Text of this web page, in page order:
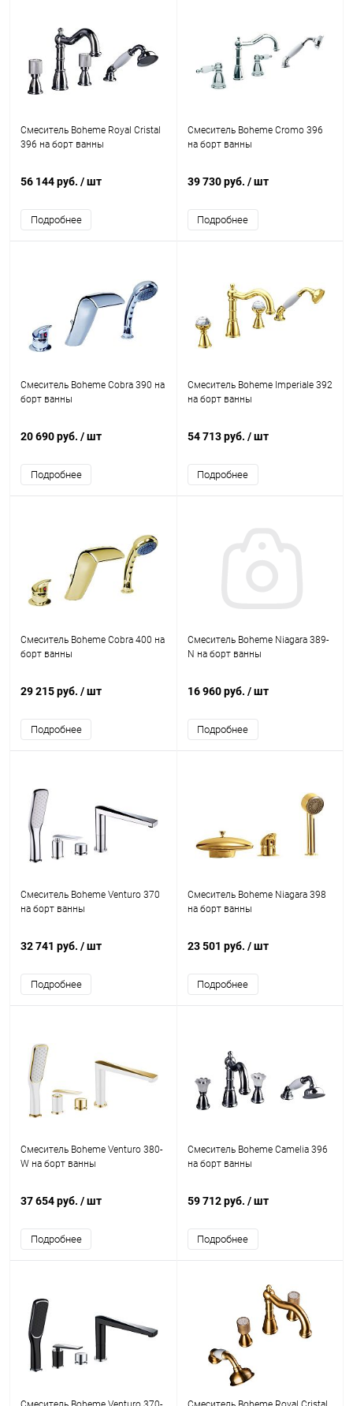
Смеситель Boheme Royal Cristal
396 на борт ванны
56 144 руб. / шт
Подробнее
Смеситель Boheme Cromo 396
на борт ванны
39 730 руб. / шт
Подробнее
Смеситель Boheme Cobra 390 на
борт ванны
20 690 руб. / шт
Подробнее
Смеситель Boheme Imperiale 392
на борт ванны
54 713 руб. / шт
Подробнее
Смеситель Boheme Cobra 400 на
борт ванны
29 215 руб. / шт
Подробнее
Смеситель Boheme Niagara 389-
N на борт ванны
16 960 руб. / шт
Подробнее
Смеситель Boheme Venturo 370
на борт ванны
32 741 руб. / шт
Подробнее
Смеситель Boheme Niagara 398
на борт ванны
23 501 руб. / шт
Подробнее
Смеситель Boheme Venturo 380-
W на борт ванны
37 654 руб. / шт
Подробнее
Смеситель Boheme Camelia 396
на борт ванны
59 712 руб. / шт
Подробнее